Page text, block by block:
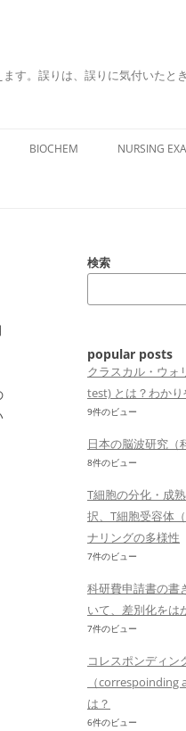
す。誤りは、誤りに気付いたと
BIOCHEM NURSING
検索
popular posts
クラスカル・ウォ
test) とは？わか
9件のビュー
日本の脳波研究（
8件のビュー
T細胞の分化・成
択、T細胞受容体
ナリングの多様性
7件のビュー
科研費申請書の書
いて、差別化をは
7件のビュー
コレスポンディン
（correspoinding
は？
6件のビュー